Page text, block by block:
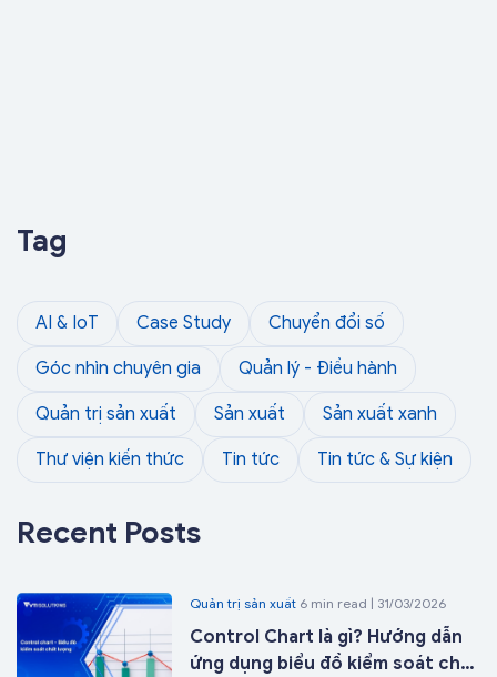
Tag
AI & IoT Case Study Chuyển đổi số
Góc nhìn chuyên gia Quản lý - Điều hành
Quản trị sản xuất Sản xuất Sản xuất xanh
Thư viện kiến thức Tin tức Tin tức & Sự kiện
Recent Posts
Quản trị sản xuất 6 min read | 31/03/2026
Control Chart là gì? Hướng dẫn
ứng dụng biểu đồ kiểm soát chất